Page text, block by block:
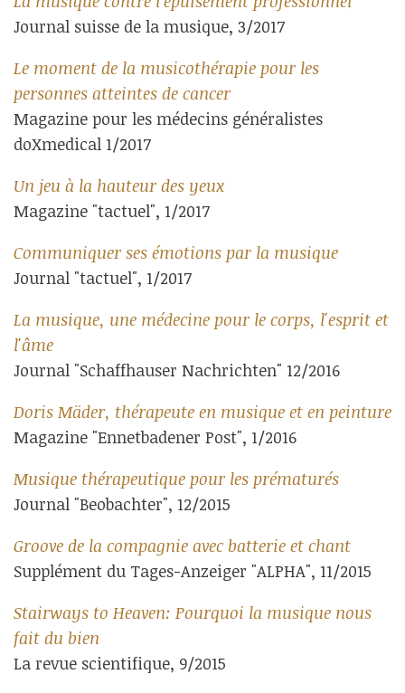
Journal suisse de la musique, 3/2017
Le moment de la musicothérapie pour les
personnes atteintes de cancer
Magazine pour les médecins généralistes
doXmedical 1/2017
Un jeu à la hauteur des yeux
Magazine "tactuel", 1/2017
Communiquer ses émotions par la musique
Journal "tactuel", 1/2017
La musique, une médecine pour le corps, l'esprit et
l'âme
Journal "Schaffhauser Nachrichten" 12/2016
Doris Mäder, thérapeute en musique et en peinture
Magazine "Ennetbadener Post", 1/2016
Musique thérapeutique pour les prématurés
Journal "Beobachter", 12/2015
Groove de la compagnie avec batterie et chant
Supplément du Tages-Anzeiger "ALPHA", 11/2015
Stairways to Heaven: Pourquoi la musique nous
fait du bien
La revue scientifique, 9/2015